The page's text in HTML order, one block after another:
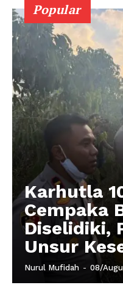
Popular
Karhutla
Cempaka
Diselidiki,
Unsur
Nurul Mufidah - 08/